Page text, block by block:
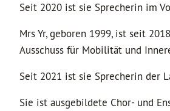
Seit 2020 ist sie Sprecherin im
Mrs Yr, geboren 1999, ist seit
Ausschuss für Mobilität und
Seit 2021 ist sie Sprecherin der
Sie ist ausgebildete Chor- und